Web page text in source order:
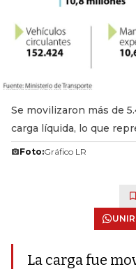
Se movilizaron más de
carga líquida, lo que
Foto:Gráfico LR
La carga fue